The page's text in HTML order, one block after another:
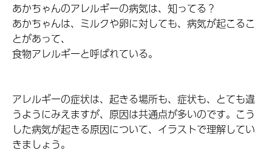
あかちゃんのアレルギーの病気は、知ってる？
あかちゃんは、ミルクや卵に対しても、病気が起こるこ
とがあって、
食物アレルギーと呼ばれている。
アレルギーの症状は、起きる場所も、症状も、とても違
うようにみえますが、原因は共通点が多いのです。こう
した病気が起きる原因について、イラストで理解してい
きましょう。